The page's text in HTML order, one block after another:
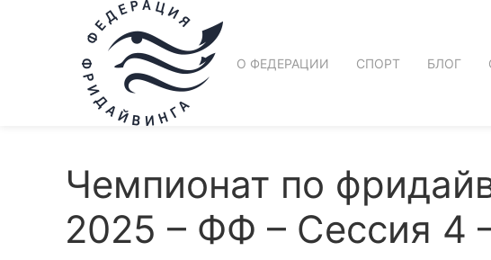
О ФЕДЕРАЦИИ СПОРТ БЛОГ
Чемпионат по
2025 – ФФ – Сессия 4